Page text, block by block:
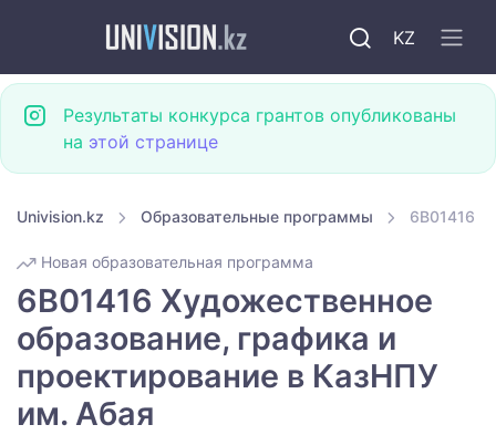
KZ
Результаты конкурса грантов опубликованы
на этой странице
Univision.kz Образовательные программы 6B01416
Новая образовательная программа
6B01416 Художественное
образование, графика и
проектирование в КазНПУ
им. Абая